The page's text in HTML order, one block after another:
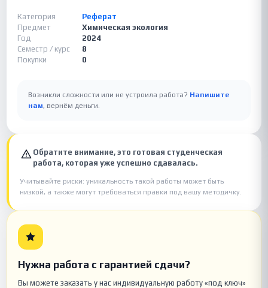
Категория
Реферат
Предмет
Химическая экология
Год
2024
Семестр / курс
8
Покупки
0
Возникли сложности или не устроила работа? Напишите
нам, вернём деньги.
Обратите внимание, это готовая студенческая
работа, которая уже успешно сдавалась.
Учитывайте риски: уникальность такой работы может быть
низкой, а также могут требоваться правки под вашу методичку.
Нужна работа с гарантией сдачи?
Вы можете заказать у нас индивидуальную работу «под ключ»